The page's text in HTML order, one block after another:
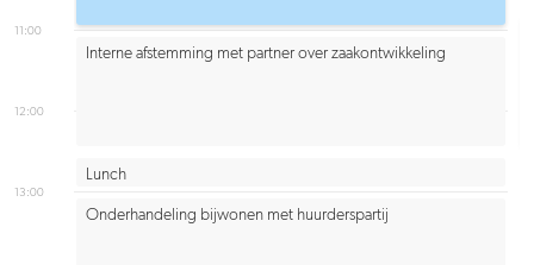
11:00
12:00
13:00
Interne afstemming met partner over zaakontwikkeling
Lunch
Onderhandeling bijwonen met huurderspartij